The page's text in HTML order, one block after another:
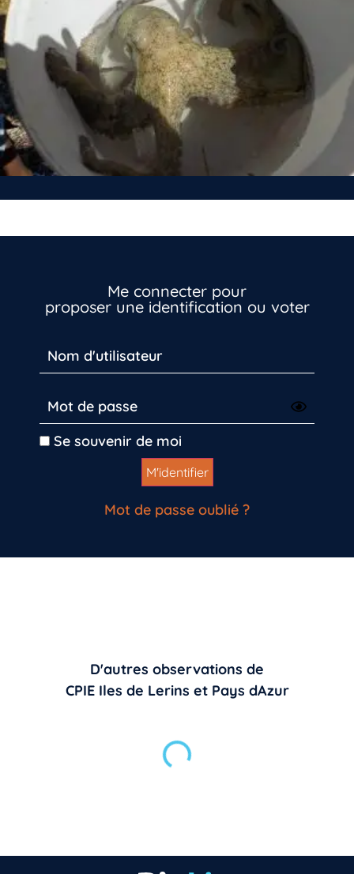
Me connecter pour
proposer une identification ou voter
Se souvenir de moi
Mot de passe oublié ?
D'autres observations de
CPIE Iles de Lerins et Pays dAzur
Inscrivez-vous dès maintenant